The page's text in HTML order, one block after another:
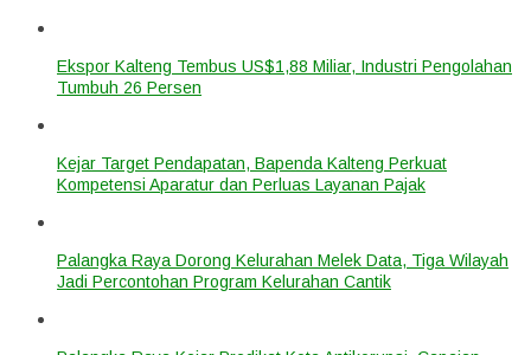
Ekspor Kalteng Tembus US$1,88 Miliar, Industri Pengolahan
Tumbuh 26 Persen
Kejar Target Pendapatan, Bapenda Kalteng Perkuat
Kompetensi Aparatur dan Perluas Layanan Pajak
Palangka Raya Dorong Kelurahan Melek Data, Tiga Wilayah
Jadi Percontohan Program Kelurahan Cantik